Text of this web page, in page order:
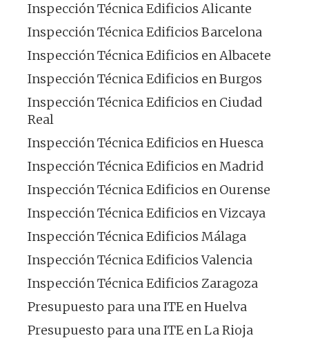
Inspección Técnica Edificios Alicante
Inspección Técnica Edificios Barcelona
Inspección Técnica Edificios en Albacete
Inspección Técnica Edificios en Burgos
Inspección Técnica Edificios en Ciudad
Real
Inspección Técnica Edificios en Huesca
Inspección Técnica Edificios en Madrid
Inspección Técnica Edificios en Ourense
Inspección Técnica Edificios en Vizcaya
Inspección Técnica Edificios Málaga
Inspección Técnica Edificios Valencia
Inspección Técnica Edificios Zaragoza
Presupuesto para una ITE en Huelva
Presupuesto para una ITE en La Rioja